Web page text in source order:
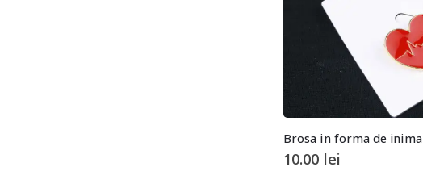
Brosa in forma de inima
10.00 lei